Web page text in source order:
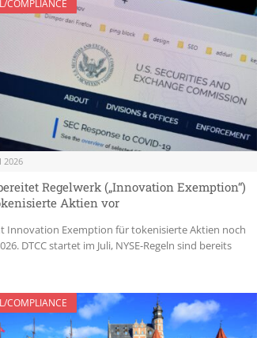
COMPLIANCE
2026
Regelwerk („Innovation Exemption“)
Aktien vor
Innovation Exemption für tokenisierte Aktien noch
DTCC startet im Juli, NYSE-Regeln sind bereits
COMPLIANCE